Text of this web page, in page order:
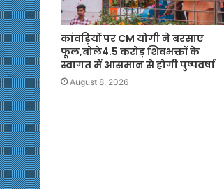
कांवड़ियों पर CM योगी ने बरसाए
फूल,बोले4.5 करोड़ शिवभक्तों के
स्वागत में आसमान से होगी पुष्पवर्षा
August 8, 2026